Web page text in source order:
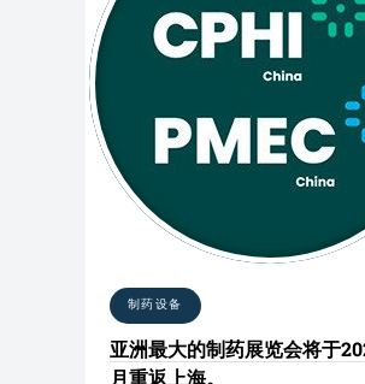
制药设备
亚洲最大的制药展览会将于
月重返上海。